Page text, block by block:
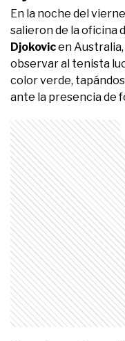
En la noche del
salieron de la oficina
Djokovicen Australia,
observar al tenista
color verde,
ante la presencia de